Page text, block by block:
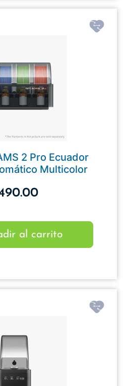
2 Pro Ecuador
Multicolor
al carrito